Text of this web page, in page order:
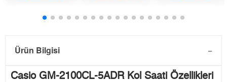
Ürün Bilgisi
Casio GM-2100CL-5ADR Kol Saati Özellikleri